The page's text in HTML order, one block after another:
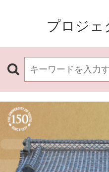
プロジェ